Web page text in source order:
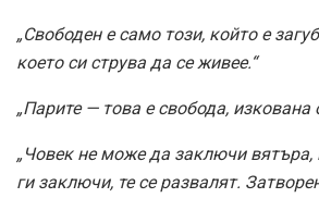
„Свободен е само този, който е
което си струва да се живее.“
„Парите — това е свобода, изкована
„Човек не може да заключи вятъра,
ги заключи, те се развалят.